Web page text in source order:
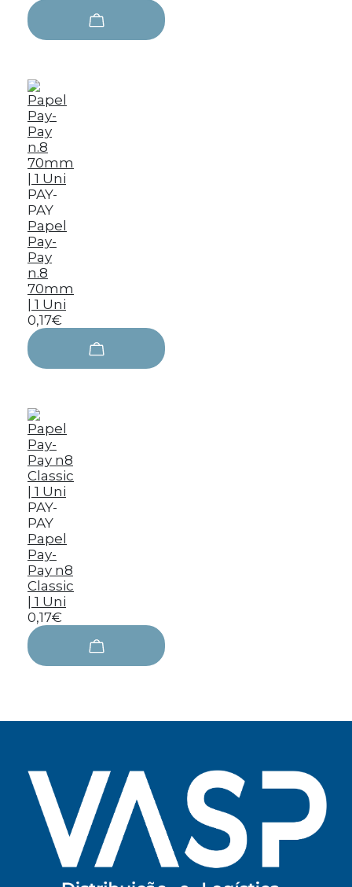
PAY-
PAY
Papel
Pay-
Pay
n.8
70mm
| 1 Uni
0,17€
PAY-
PAY
Papel
Pay-
Pay n8
Classic
| 1 Uni
0,17€